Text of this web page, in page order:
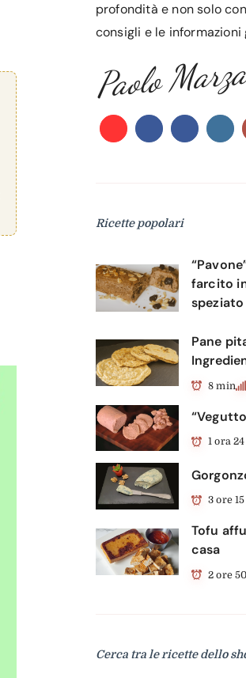
profondità e non solo
consigli e le
Paolo
Ricette popolari
farcito
speziato
Pane
8 min
1 ora
3 ore
Tofu
casa
2 ore
Cerca tra le ricette dello